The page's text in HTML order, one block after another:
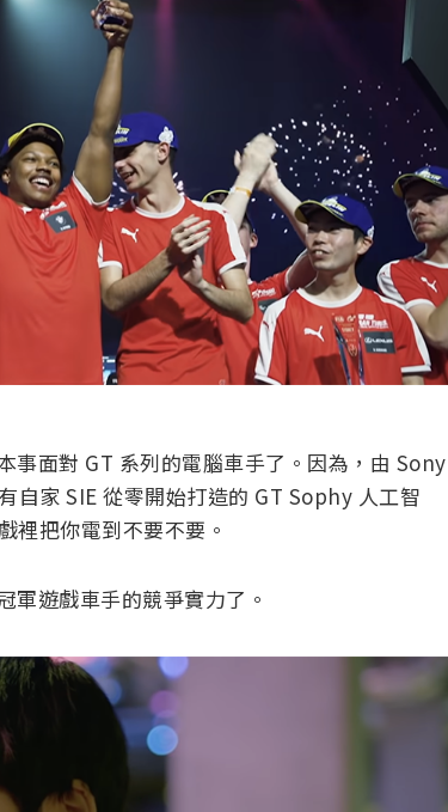
事面對 GT 系列的電腦車手了。因為，由 Sony
家 SIE 從零開始打造的 GT Sophy 人工智
把你電到不要不要。
軍遊戲車手的競爭實力了。